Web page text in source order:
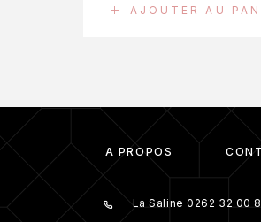
AJOUTER AU
À PROPOS
La Saline 0262 32 00